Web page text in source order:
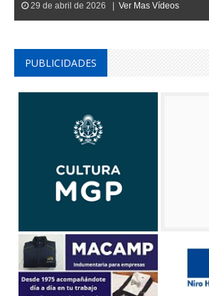
29 de abril de 2026 | Ver Mas Vídeos
PUBLICIDADES